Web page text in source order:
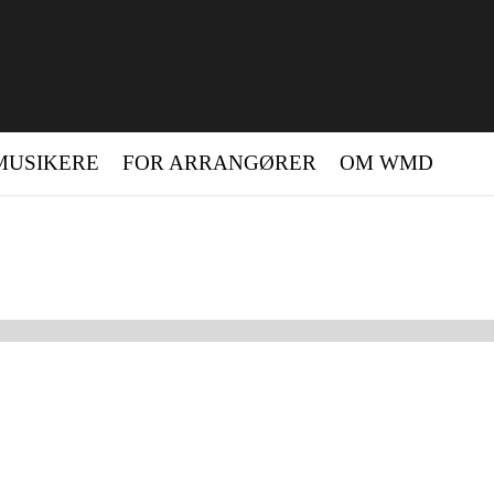
FOR ARRANGØRER OM WMD